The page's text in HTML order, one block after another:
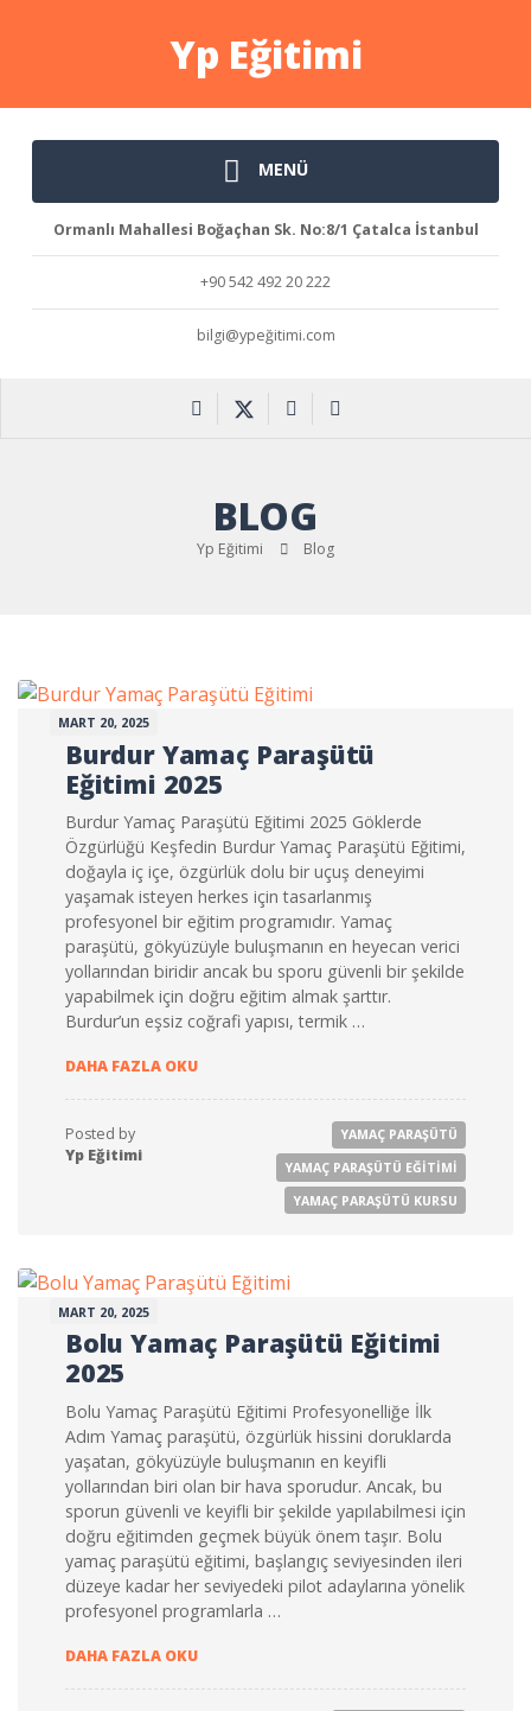
Yp Eğitimi
MENÜ
Ormanlı Mahallesi Boğaçhan Sk. No:8/1 Çatalca İstanbul
+90 542 492 20 222
bilgi@ypeğitimi.com
BLOG
Yp Eğitimi Blog
MART 20, 2025
Burdur Yamaç Paraşütü
Eğitimi 2025
Burdur Yamaç Paraşütü Eğitimi 2025 Göklerde
Özgürlüğü Keşfedin Burdur Yamaç Paraşütü Eğitimi,
doğayla iç içe, özgürlük dolu bir uçuş deneyimi
yaşamak isteyen herkes için tasarlanmış
profesyonel bir eğitim programıdır. Yamaç
paraşütü, gökyüzüyle buluşmanın en heyecan verici
yollarından biridir ancak bu sporu güvenli bir şekilde
yapabilmek için doğru eğitim almak şarttır.
Burdur’un eşsiz coğrafi yapısı, termik …
DAHA FAZLA OKUBURDUR YAMAÇ PARAŞÜTÜ EĞITIMI 2025
Posted by
Yp Eğitimi
YAMAÇ PARAŞÜTÜ
YAMAÇ PARAŞÜTÜ EĞITIMI
YAMAÇ PARAŞÜTÜ KURSU
MART 20, 2025
Bolu Yamaç Paraşütü Eğitimi
2025
Bolu Yamaç Paraşütü Eğitimi Profesyonelliğe İlk
Adım Yamaç paraşütü, özgürlük hissini doruklarda
yaşatan, gökyüzüyle buluşmanın en keyifli
yollarından biri olan bir hava sporudur. Ancak, bu
sporun güvenli ve keyifli bir şekilde yapılabilmesi için
doğru eğitimden geçmek büyük önem taşır. Bolu
yamaç paraşütü eğitimi, başlangıç seviyesinden ileri
düzeye kadar her seviyedeki pilot adaylarına yönelik
profesyonel programlarla …
DAHA FAZLA OKUBOLU YAMAÇ PARAŞÜTÜ EĞITIMI 2025